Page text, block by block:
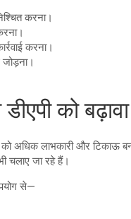
करना।
करना।
को बढ़ावा
अधिक लाभकारी और टिकाऊ
चलाए जा रहे हैं।
से—